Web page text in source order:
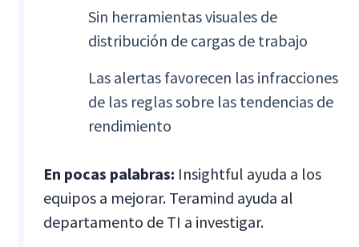
Sin herramientas visuales de
distribución de cargas de trabajo
Las alertas favorecen las infracciones
de las reglas sobre las tendencias de
rendimiento
En pocas palabras: Insightful ayuda a los
equipos a mejorar. Teramind ayuda al
departamento de TI a investigar.